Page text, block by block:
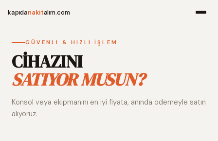
kapıdanakitalım.com
Alım
GÜVENLI & HIZLI İŞLEM
CİHAZINI
SATIYOR MUSUN?
Konsol veya ekipmanını en iyi fiyata, anında ödemeyle satın
alıyoruz.